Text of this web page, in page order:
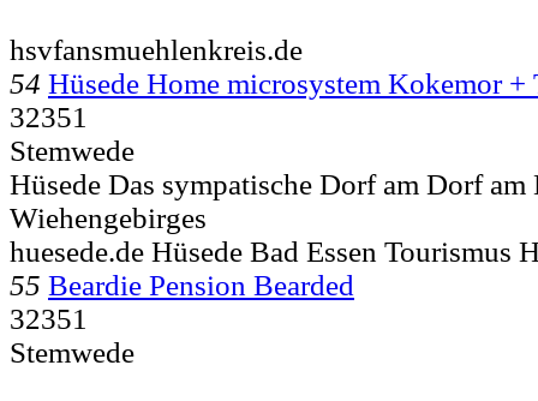
hsvfansmuehlenkreis.de
54 Hüsede Home microsystem Kokemor +
32351
Stemwede
Hüsede Das sympatische Dorf am Dorf am
Wiehengebirges
huesede.de Hüsede Bad Essen Tourismus
55 Beardie Pension Bearded
32351
Stemwede